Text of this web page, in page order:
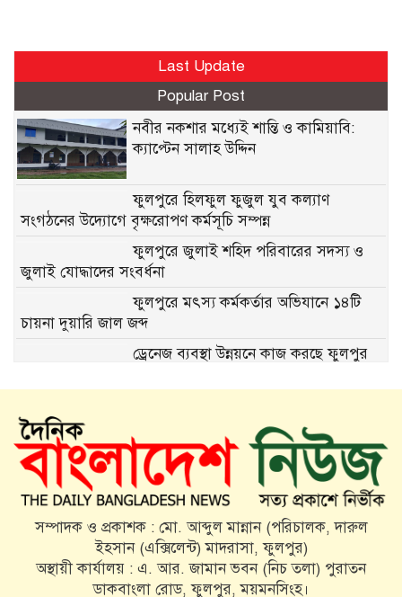
Last Update
Popular Post
নবীর নকশার মধ্যেই শান্তি ও কামিয়াবি:
ক্যাপ্টেন সালাহ উদ্দিন
ফুলপুরে হিলফুল ফুজুল যুব কল্যাণ
সংগঠনের উদ্যোগে বৃক্ষরোপণ কর্মসূচি সম্পন্ন
ফুলপুরে জুলাই শহিদ পরিবারের সদস্য ও
জুলাই যোদ্ধাদের সংবর্ধনা
ফুলপুরে মৎস্য কর্মকর্তার অভিযানে ১৪টি
চায়না দুয়ারি জাল জব্দ
ড্রেনেজ ব্যবস্থা উন্নয়নে কাজ করছে ফুলপুর
হিজবুত তাওহীদমুক্ত বাংলাদেশটা চাই
ফুলপুরে সাবেক উপজেলা চেয়ারম্যান মরহুম
আব্দুল মতিন মতি’র ১৬তম মৃত্যুবার্ষিকী
পালিত
মতি ভাইকে মনে পড়ে: একজন মানুষের
অকুণ্ঠ সমর্থন আজও প্রেরণা
সম্পাদক ও প্রকাশক : মো. আব্দুল মান্নান (পরিচালক, দারুল
ইহসান (এক্সিলেন্ট) মাদরাসা, ফুলপুর)
অস্থায়ী কার্যালয় : এ. আর. জামান ভবন (নিচ তলা) পুরাতন
ডাকবাংলা রোড, ফুলপুর, ময়মনসিংহ।